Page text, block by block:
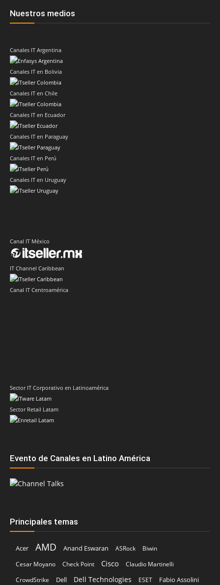
Nuestros medios
Canales IT Argentina
Canales IT en Bolivia
Canales IT en Chile
Canales IT en Ecuador
Canales IT en Paraguay
Canales IT en Perú
Canales IT en Uruguay
Canal IT México
IT Channel Caribbean
Canal IT Centroamérica
Sector IT Corporativo en Latinoamérica
Sector Retail Latam
Evento de Canales en Latino América
Principales temas
Acer AMD Anand Eswaran ASRock
Biwin
Cesar Moyano
Check Point Cisco
Claudio Martinelli
CrowdStrike
Dell Dell Technologies ESET Fabio Assolini